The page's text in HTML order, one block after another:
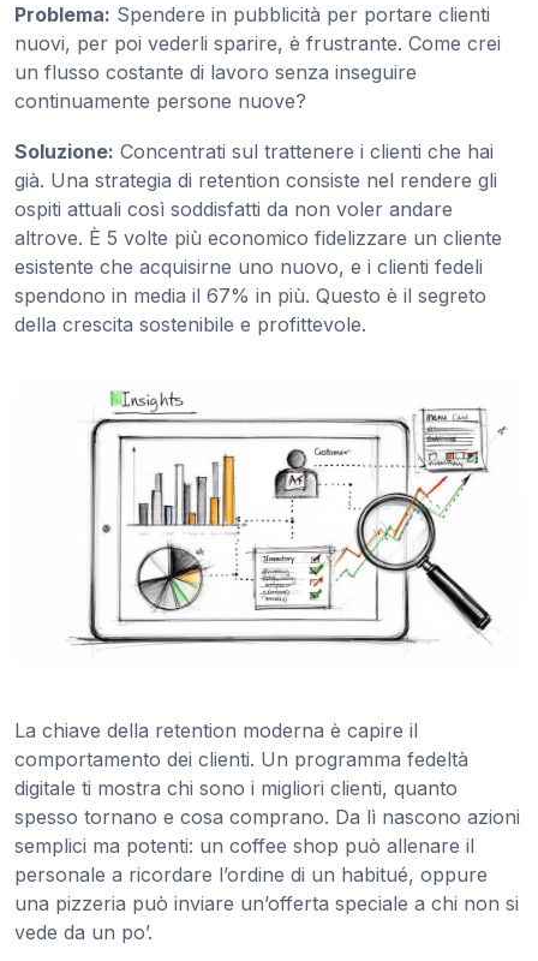
Problema: Spendere in pubblicità per portare clienti
nuovi, per poi vederli sparire, è frustrante. Come crei
un flusso costante di lavoro senza inseguire
continuamente persone nuove?
Soluzione: Concentrati sul trattenere i clienti che hai
già. Una strategia di retention consiste nel rendere gli
ospiti attuali così soddisfatti da non voler andare
altrove. È 5 volte più economico fidelizzare un cliente
esistente che acquisirne uno nuovo, e i clienti fedeli
spendono in media il 67% in più. Questo è il segreto
della crescita sostenibile e profittevole.
La chiave della retention moderna è capire il
comportamento dei clienti. Un programma fedeltà
digitale ti mostra chi sono i migliori clienti, quanto
spesso tornano e cosa comprano. Da lì nascono azioni
semplici ma potenti: un coffee shop può allenare il
personale a ricordare l’ordine di un habitué, oppure
una pizzeria può inviare un’offerta speciale a chi non si
vede da un po’.